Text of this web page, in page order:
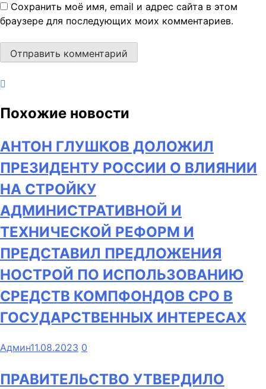
Сохранить моё имя, email и адрес сайта в этом
браузере для последующих моих комментариев.
Похожие новости
АНТОН ГЛУШКОВ ДОЛОЖИЛ
ПРЕЗИДЕНТУ РОССИИ О ВЛИЯНИИ
НА СТРОЙКУ
АДМИНИСТРАТИВНОЙ И
ТЕХНИЧЕСКОЙ РЕФОРМ И
ПРЕДСТАВИЛ ПРЕДЛОЖЕНИЯ
НОСТРОЙ ПО ИСПОЛЬЗОВАНИЮ
СРЕДСТВ КОМПФОНДОВ СРО В
ГОСУДАРСТВЕННЫХ ИНТЕРЕСАХ
Админ11.08.2023 0
ПРАВИТЕЛЬСТВО УТВЕРДИЛО